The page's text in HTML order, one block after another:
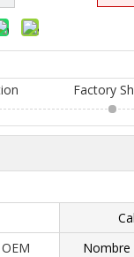
Factory
Nombre